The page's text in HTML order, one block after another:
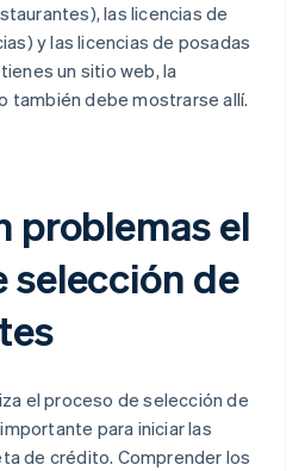
las licencias de
y las licencias de posadas
un sitio web, la
también debe mostrarse allí.
problemas el
selección de
el proceso de selección de
para iniciar las
de crédito. Comprender los